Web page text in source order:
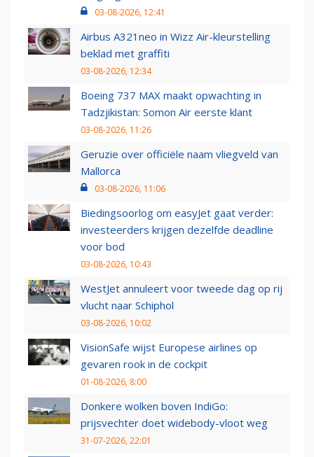
03-08-2026, 12:41
Airbus A321neo in Wizz Air-kleurstelling
beklad met graffiti
03-08-2026, 12:34
Boeing 737 MAX maakt opwachting in
Tadzjikistan: Somon Air eerste klant
03-08-2026, 11:26
Geruzie over officiële naam vliegveld van
Mallorca
03-08-2026, 11:06
Biedingsoorlog om easyJet gaat verder:
investeerders krijgen dezelfde deadline
voor bod
03-08-2026, 10:43
WestJet annuleert voor tweede dag op rij
vlucht naar Schiphol
03-08-2026, 10:02
VisionSafe wijst Europese airlines op
gevaren rook in de cockpit
01-08-2026, 8:00
Donkere wolken boven IndiGo:
prijsvechter doet widebody-vloot weg
31-07-2026, 22:01